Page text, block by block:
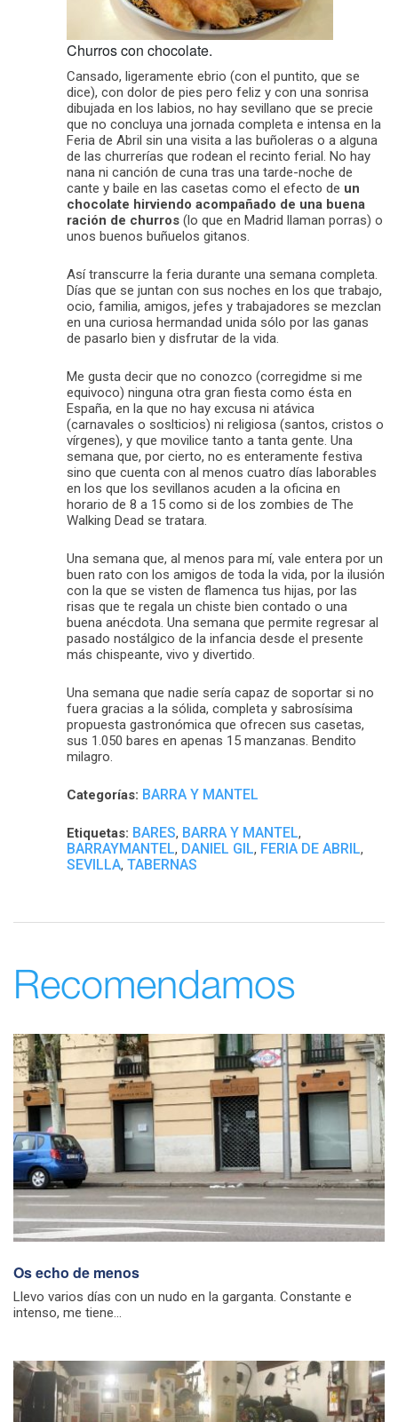
Churros con chocolate.
Cansado, ligeramente ebrio (con el puntito, que se
dice), con dolor de pies pero feliz y con una sonrisa
dibujada en los labios, no hay sevillano que se precie
que no concluya una jornada completa e intensa en la
Feria de Abril sin una visita a las buñoleras o a alguna
de las churrerías que rodean el recinto ferial. No hay
nana ni canción de cuna tras una tarde-noche de
cante y baile en las casetas como el efecto de un
chocolate hirviendo acompañado de una buena
ración de churros (lo que en Madrid llaman porras) o
unos buenos buñuelos gitanos.
Así transcurre la feria durante una semana completa.
Días que se juntan con sus noches en los que trabajo,
ocio, familia, amigos, jefes y trabajadores se mezclan
en una curiosa hermandad unida sólo por las ganas
de pasarlo bien y disfrutar de la vida.
Me gusta decir que no conozco (corregidme si me
equivoco) ninguna otra gran fiesta como ésta en
España, en la que no hay excusa ni atávica
(carnavales o soslticios) ni religiosa (santos, cristos o
vírgenes), y que movilice tanto a tanta gente. Una
semana que, por cierto, no es enteramente festiva
sino que cuenta con al menos cuatro días laborables
en los que los sevillanos acuden a la oficina en
horario de 8 a 15 como si de los zombies de The
Walking Dead se tratara.
Una semana que, al menos para mí, vale entera por un
buen rato con los amigos de toda la vida, por la ilusión
con la que se visten de flamenca tus hijas, por las
risas que te regala un chiste bien contado o una
buena anécdota. Una semana que permite regresar al
pasado nostálgico de la infancia desde el presente
más chispeante, vivo y divertido.
Una semana que nadie sería capaz de soportar si no
fuera gracias a la sólida, completa y sabrosísima
propuesta gastronómica que ofrecen sus casetas,
sus 1.050 bares en apenas 15 manzanas. Bendito
milagro.
Categorías: BARRA Y MANTEL
Etiquetas: BARES, BARRA Y MANTEL,
BARRAYMANTEL, DANIEL GIL, FERIA DE ABRIL,
SEVILLA, TABERNAS
Recomendamos
Os echo de menos
Llevo varios días con un nudo en la garganta. Constante e
intenso, me tiene...